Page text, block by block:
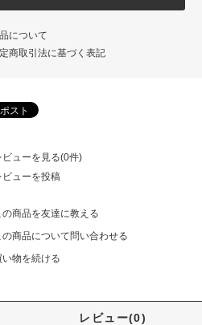
について
商取引法に基づく表記
ビューを見る(0件)
ビューを投稿
の商品を友達に教える
の商品について問い合わせる
い物を続ける
レビュー(0)